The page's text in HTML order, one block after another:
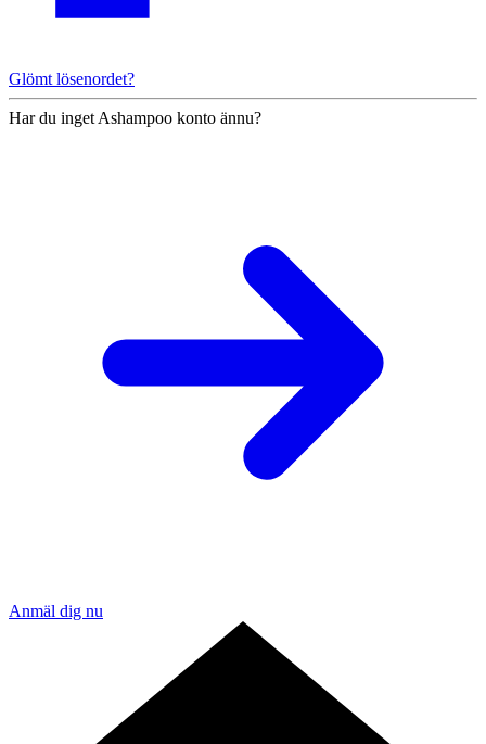
Glömt lösenordet?
Har du inget Ashampoo konto ännu?
Anmäl dig nu